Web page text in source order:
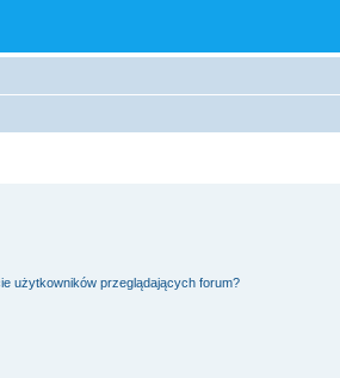
użytkowników przeglądających forum?